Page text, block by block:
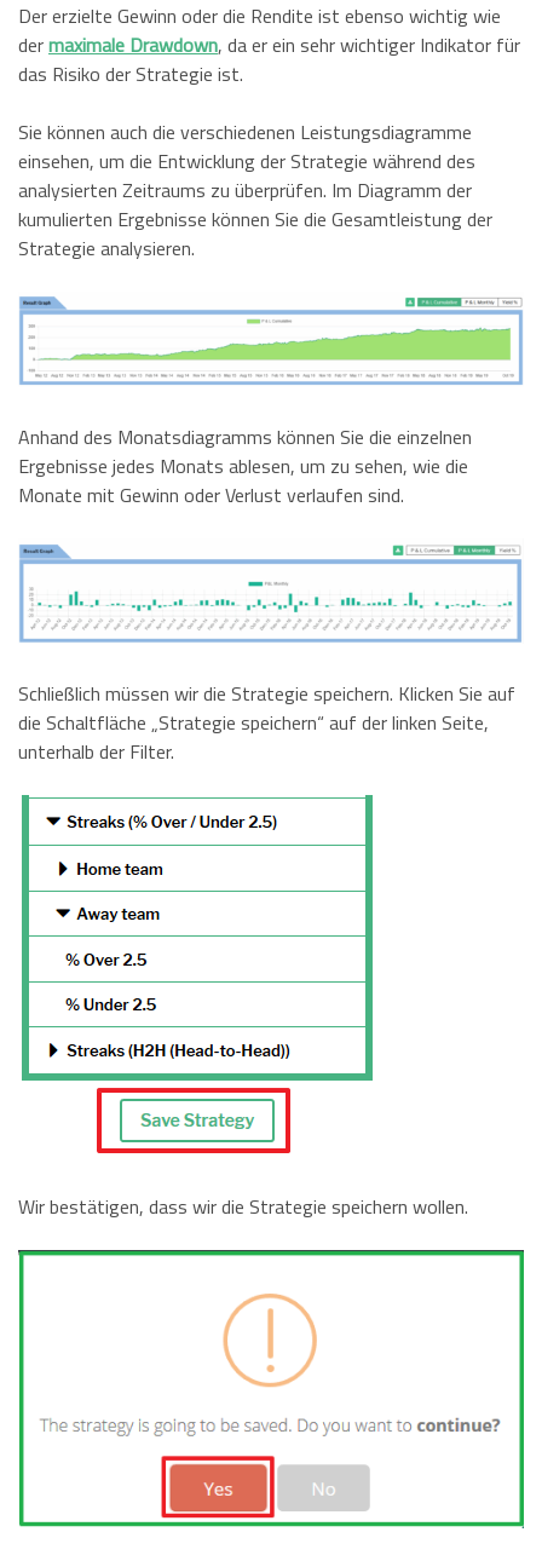
Der erzielte Gewinn oder die Rendite ist ebenso wichtig wie
dermaximale Drawdown, da er ein sehr wichtiger Indikator für
das Risiko der Strategie ist.
Sie können auch die verschiedenen Leistungsdiagramme
einsehen, um die Entwicklung der Strategie während des
analysierten Zeitraums zu überprüfen. Im Diagramm der
kumulierten Ergebnisse können Sie die Gesamtleistung der
Strategie analysieren.
Anhand des Monatsdiagramms können Sie die einzelnen
Ergebnisse jedes Monats ablesen, um zu sehen, wie die
Monate mit Gewinn oder Verlust verlaufen sind.
Schließlich müssen wir die Strategie speichern. Klicken Sie auf
die Schaltfläche „Strategie speichern“ auf der linken Seite,
unterhalb der Filter.
Wir bestätigen, dass wir die Strategie speichern wollen.